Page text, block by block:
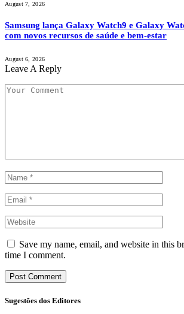
August 7, 2026
Samsung lança Galaxy Watch9 e Galaxy
com novos recursos de saúde e bem-estar
August 6, 2026
Leave A Reply
Save my name, email, and website in this
time I comment.
Sugestões dos Editores